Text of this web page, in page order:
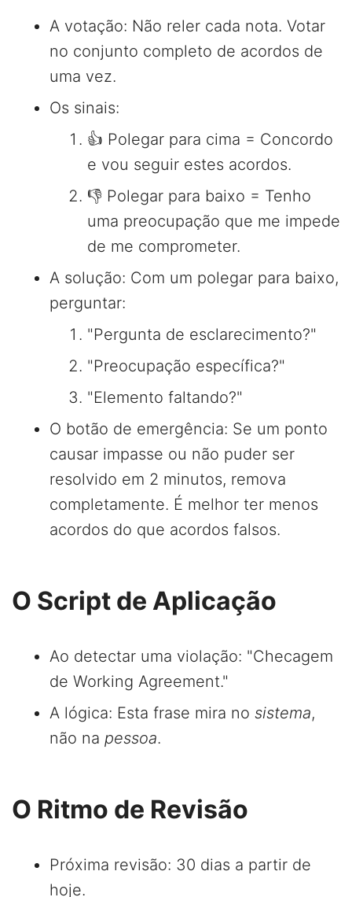
A votação: Não reler cada nota. Votar
no conjunto completo de acordos de
uma vez.
Os sinais:
👍 Polegar para cima = Concordo
e vou seguir estes acordos.
👎 Polegar para baixo = Tenho
uma preocupação que me impede
de me comprometer.
A solução: Com um polegar para baixo,
perguntar:
"Pergunta de esclarecimento?"
"Preocupação específica?"
"Elemento faltando?"
O botão de emergência: Se um ponto
causar impasse ou não puder ser
resolvido em 2 minutos, remova
completamente. É melhor ter menos
acordos do que acordos falsos.
O Script de Aplicação
Ao detectar uma violação: "Checagem
de Working Agreement."
A lógica: Esta frase mira no sistema,
não na pessoa.
O Ritmo de Revisão
Próxima revisão: 30 dias a partir de
hoje.